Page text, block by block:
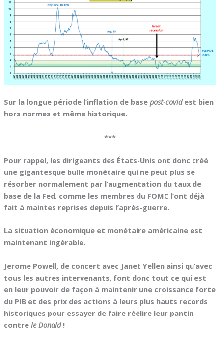
Sur la longue période l’inflation de base post-covidest bien
hors normes et même historique.
***
Pour rappel, les dirigeants des États-Unis ont donc créé
une gigantesque bulle monétaire qui ne peut plus se
résorber normalement par l’augmentation du taux de
base de la Fed, comme les membres du FOMC l’ont déjà
fait à maintes reprises depuis l’après-guerre.
La situation économique et monétaire américaine est
maintenant ingérable.
Jerome Powell, de concert avec Janet Yellen ainsi qu’avec
tous les autres intervenants, font donc tout ce qui est
en leur pouvoir de façon à maintenir une croissance forte
du PIB et des prix des actions à leurs plus hauts records
historiques pour essayer de faire réélire leur pantin
contre le Donald!